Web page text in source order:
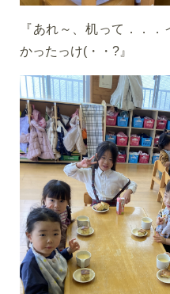
『あれ～、机って．．
かったっけ(・・?』